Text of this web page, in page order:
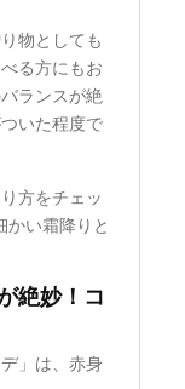
物としても
る方にもお
ランスが絶
いた程度で
方をチェッ
かい霜降りと
絶妙！コ
」は、赤身